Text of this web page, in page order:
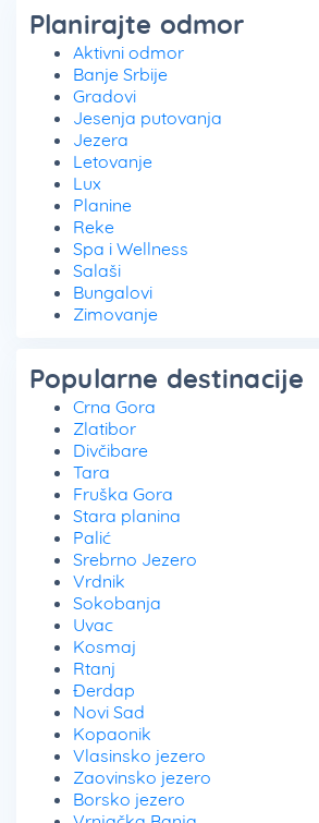
Planirajte odmor
Aktivni odmor
Banje Srbije
Gradovi
Jesenja putovanja
Jezera
Letovanje
Lux
Planine
Reke
Spa i Wellness
Salaši
Bungalovi
Zimovanje
Popularne destinacije
Crna Gora
Zlatibor
Divčibare
Tara
Fruška Gora
Stara planina
Palić
Srebrno Jezero
Vrdnik
Sokobanja
Uvac
Kosmaj
Rtanj
Đerdap
Novi Sad
Kopaonik
Vlasinsko jezero
Zaovinsko jezero
Borsko jezero